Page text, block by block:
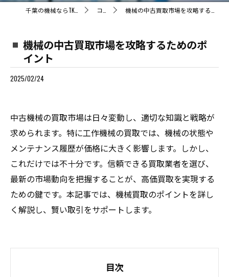
コラム 機械の中古買取市場を攻略するためのポイント
機械の中古買取市場を攻略するためのポ
イント
2025/02/24
中古機械の買取市場は日々変動し、適切な知識と戦略が
求められます。特に工作機械の買取では、機械の状態や
メンテナンス履歴が価格に大きく影響します。しかし、
これだけでは不十分です。信頼できる買取業者を選び、
最新の市場動向を把握することが、高価買取を実現する
ための鍵です。本記事では、機械買取のポイントを詳し
く解説し、賢い取引をサポートします。
目次